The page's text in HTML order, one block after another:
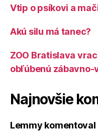
Vtip o psíkovi a
Akú silu má tanec?
ZOO Bratislava
obľúbenú
Najnovšie
Lemmy komentoval